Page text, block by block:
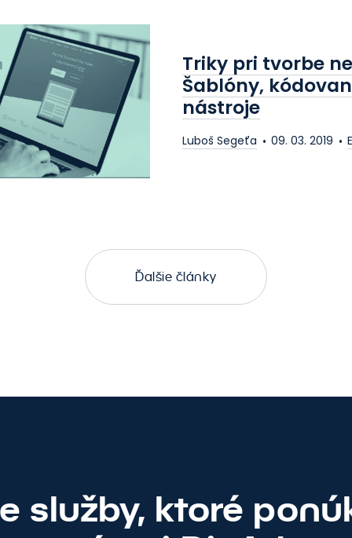
Triky pri tvorbe
Šablóny,
nástroje
Luboš Segeťa 09. 03. 2019
Ďalšie články
služby, ktoré
váš marketing
Kontaktujte nás